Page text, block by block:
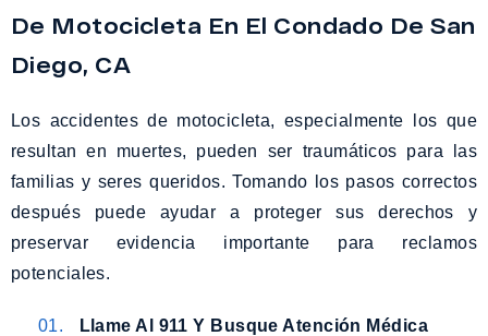
De Motocicleta En El Condado De San
Diego, CA
Los accidentes de motocicleta, especialmente los que
resultan en muertes, pueden ser traumáticos para las
familias y seres queridos. Tomando los pasos correctos
después puede ayudar a proteger sus derechos y
preservar evidencia importante para reclamos
potenciales.
Llame Al 911 Y Busque Atención Médica